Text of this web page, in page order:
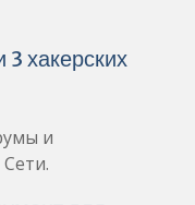
хакерских
и